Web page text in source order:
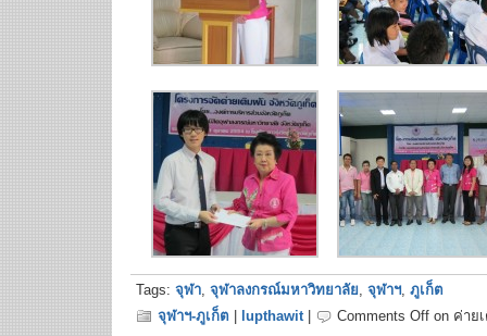
Tags: จุฬา, จุฬาลงกรณ์มหาวิทยาลัย, จุฬาฯ, ภูเก็ต
จุฬาฯ-ภูเก็ต
lupthawit| Comments Off on ค่าย